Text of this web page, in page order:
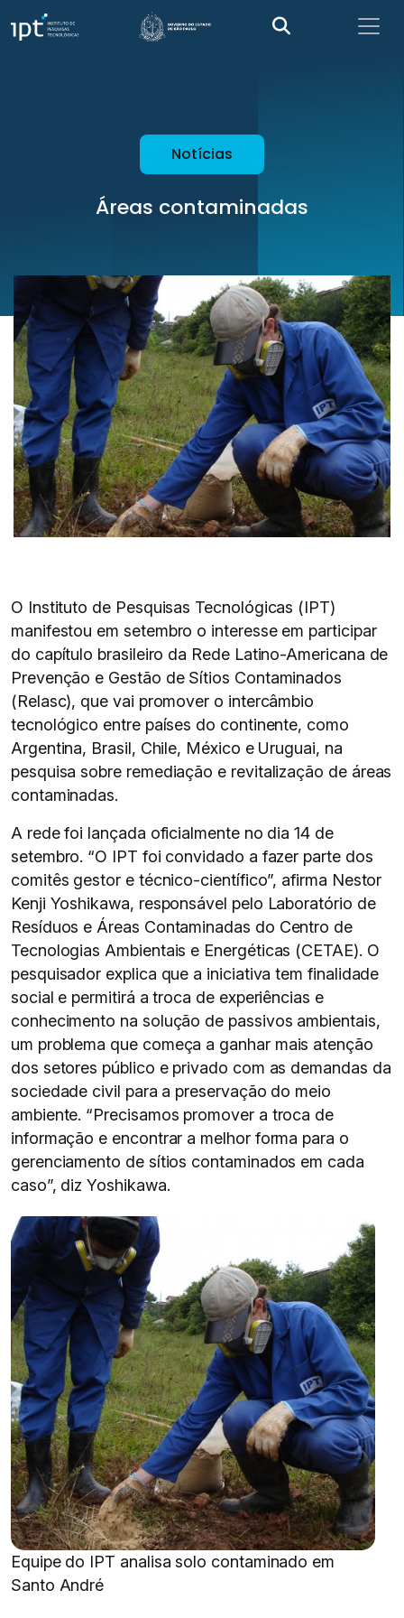
Notícias
Áreas contaminadas
O Instituto de Pesquisas Tecnológicas (IPT)
manifestou em setembro o interesse em participar
do capítulo brasileiro da Rede Latino-Americana de
Prevenção e Gestão de Sítios Contaminados
(Relasc), que vai promover o intercâmbio
tecnológico entre países do continente, como
Argentina, Brasil, Chile, México e Uruguai, na
pesquisa sobre remediação e revitalização de áreas
contaminadas.
A rede foi lançada oficialmente no dia 14 de
setembro. “O IPT foi convidado a fazer parte dos
comitês gestor e técnico-científico”, afirma Nestor
Kenji Yoshikawa, responsável pelo Laboratório de
Resíduos e Áreas Contaminadas do Centro de
Tecnologias Ambientais e Energéticas (CETAE). O
pesquisador explica que a iniciativa tem finalidade
social e permitirá a troca de experiências e
conhecimento na solução de passivos ambientais,
um problema que começa a ganhar mais atenção
dos setores público e privado com as demandas da
sociedade civil para a preservação do meio
ambiente. “Precisamos promover a troca de
informação e encontrar a melhor forma para o
gerenciamento de sítios contaminados em cada
caso”, diz Yoshikawa.
Equipe do IPT analisa solo contaminado em
Santo André